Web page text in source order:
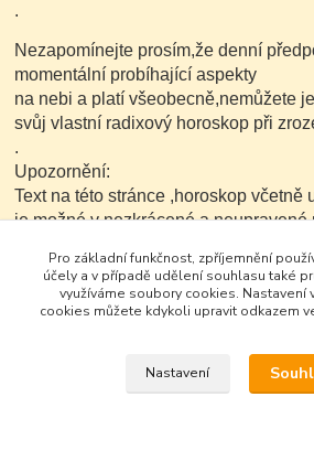
.
Nezapomínejte prosím,že denní
momentální probíhající aspekty
na nebi a platí všeobecně,nemůžete
svůj vlastní radixový horoskop při
.
Upozornění:
Text na této stránce ,horoskop včetně
je možné v nezkrácené a neupravené
způsobem.
Pro základní funkčnost, zpříjemnění
účely a v případě udělení souhlasu také
využíváme soubory cookies. Nastavení
cookies můžete kdykoli upravit odkazem
Nastavení